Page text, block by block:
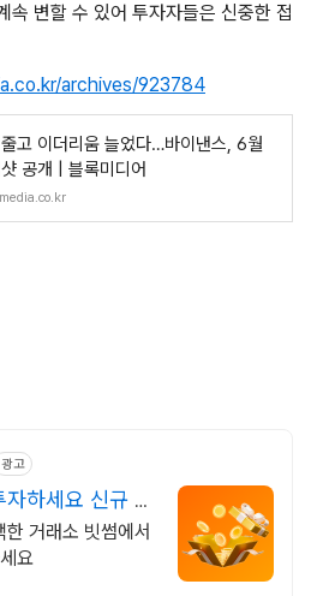
속 변할 수 있어 투자자들은 신중한 접
archives/923784
고 이더리움 늘었다…바이낸스, 6월
공개 | 블록미디어
광고
하세요 신규 가
거래소 빗썸에서
요